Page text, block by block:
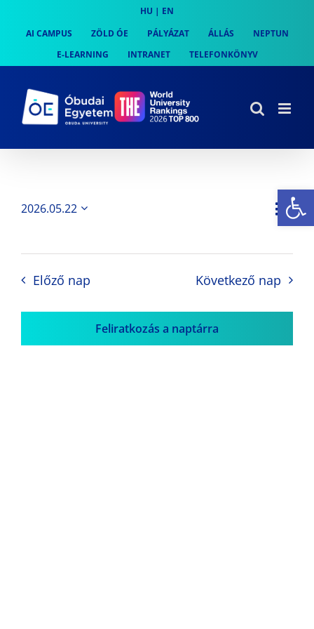
content
HU | EN
AI CAMPUS
ZÖLD ÓE PÁLYÁZAT ÁLLÁS
NEPTUN
E-LEARNING
INTRANET TELEFONKÖNYV
Nap
2026.05.22
Előző nap Következő nap
Feliratkozás a naptárra